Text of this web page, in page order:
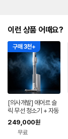
이런 상품 어때요?
구매 3천+
[의사개발] 에어르 슬
릭 무선 청소기 + 자동
먼지비움
249,000원
무료